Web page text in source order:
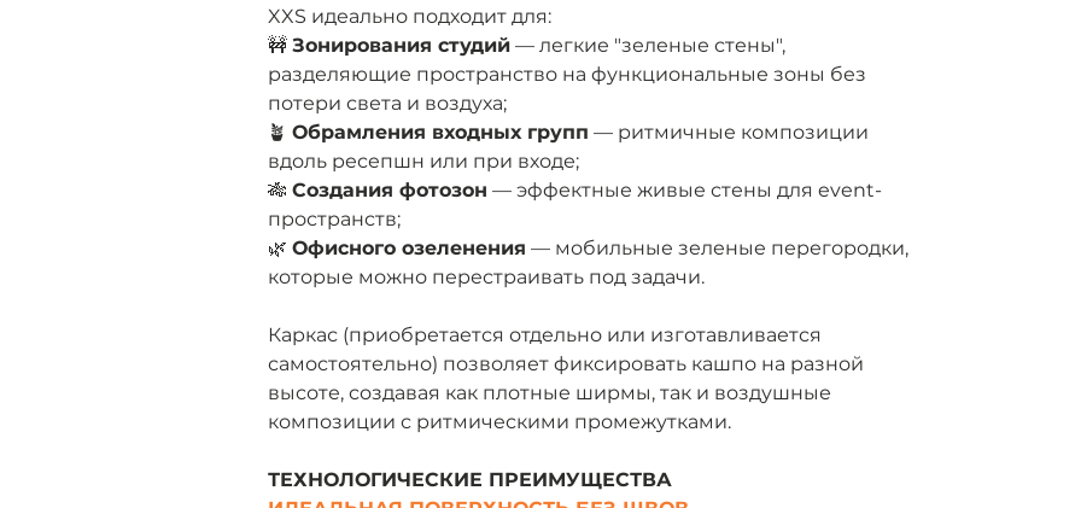
XXS идеально подходит для:
🚧 Зонирования студий — легкие "зеленые стены",
разделяющие пространство на функциональные зоны без
потери света и воздуха;
🪴 Обрамления входных групп — ритмичные композиции
вдоль ресепшн или при входе;
🎋 Создания фотозон — эффектные живые стены для event-
пространств;
🌿 Офисного озеленения — мобильные зеленые перегородки,
которые можно перестраивать под задачи.
Каркас (приобретается отдельно или изготавливается
самостоятельно) позволяет фиксировать кашпо на разной
высоте, создавая как плотные ширмы, так и воздушные
композиции с ритмическими промежутками.
ТЕХНОЛОГИЧЕСКИЕ ПРЕИМУЩЕСТВА